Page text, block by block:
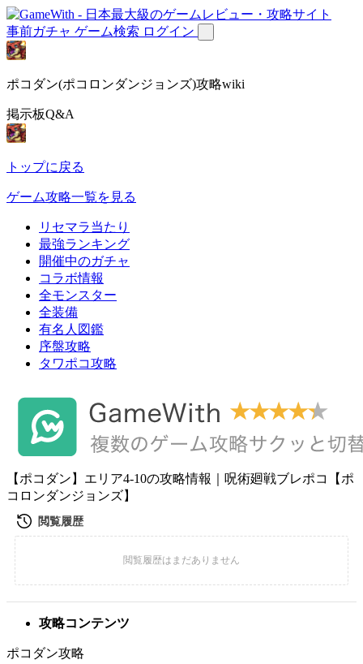
事前ガチャ ゲーム検索 ログイン
ポコダン(ポコロンダンジョンズ)攻略wiki
掲示板Q&A
トップに戻る
ゲーム攻略一覧を見る
リセマラ当たり
最強ランキング
開催中のガチャ
コラボ情報
全モンスター
全装備
有名人図鑑
序盤攻略
タワポコ攻略
【ポコダン】エリア4-10の攻略情報｜呪術廻戦ブレポコ【ポ
コロンダンジョンズ】
攻略コンテンツ
ポコダン攻略